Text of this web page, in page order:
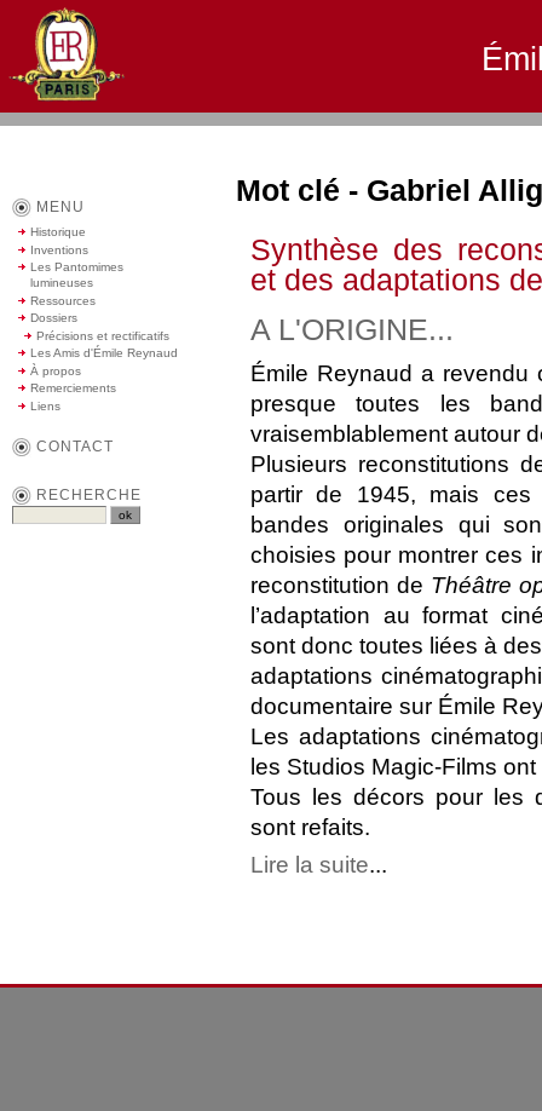
Mot clé - Gabriel
Synthèse des
et des adaptations
A L'ORIGINE...
Émile Reynaud a revendu
presque toutes les
vraisemblablement autour
Plusieurs reconstitutions
partir de 1945, mais
bandes originales qui
choisies pour montrer ces
reconstitution de Théâtre
l’adaptation au format
sont donc toutes liées à
adaptations
documentaire sur Émile
Les adaptations
les Studios Magic-Films
Tous les décors pour les
sont refaits.
Lire la suite...
MENU
Historique
Inventions
Les Pantomimes
lumineuses
Ressources
Dossiers
Précisions et rectificatifs
Les Amis d'Émile Reynaud
À propos
Remerciements
Liens
CONTACT
RECHERCHE